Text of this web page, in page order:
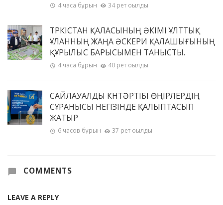
4 часа бұрын 34 рет оқылды
ТҮРКІСТАН ҚАЛАСЫНЫҢ ӘКІМІ ҰЛТТЫҚ
ҰЛАННЫҢ ЖАҢА ӘСКЕРИ ҚАЛАШЫҒЫНЫҢ
ҚҰРЫЛЫС БАРЫСЫМЕН ТАНЫСТЫ.
4 часа бұрын 40 рет оқылды
САЙЛАУАЛДЫ КҮНТӘРТІБІ ӨҢІРЛЕРДІҢ
СҰРАНЫСЫ НЕГІЗІНДЕ ҚАЛЫПТАСЫП
ЖАТЫР
6 часов бұрын 37 рет оқылды
COMMENTS
LEAVE A REPLY